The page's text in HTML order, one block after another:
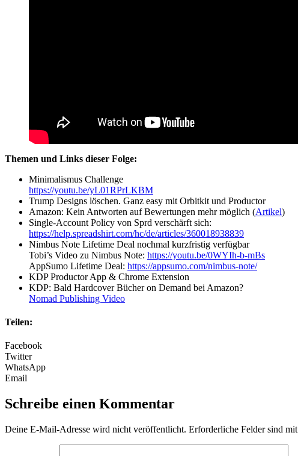
Themen und Links dieser Folge:
Minimalismus Challenge
https://youtu.be/yL01RPrLKBM
Trump Designs löschen. Ganz easy mit Orbitkit und Productor
Amazon: Kein Antworten auf Bewertungen mehr möglich (Artikel)
Single-Account Policy von Sprd verschärft sich:
https://help.spreadshirt.com/hc/de/articles/360018938839
Nimbus Note Lifetime Deal nochmal kurzfristig verfügbar
Tobi’s Video zu Nimbus Note: https://youtu.be/0WYIh-b-mBs
AppSumo Lifetime Deal: https://appsumo.com/nimbus-note/
KDP Productor App & Chrome Extension
KDP: Bald Hardcover Bücher on Demand bei Amazon?
Nomad Publishing Video
Teilen:
Facebook
Twitter
WhatsApp
Email
Schreibe einen Kommentar
Deine E-Mail-Adresse wird nicht veröffentlicht. Erforderliche Felder sind mit